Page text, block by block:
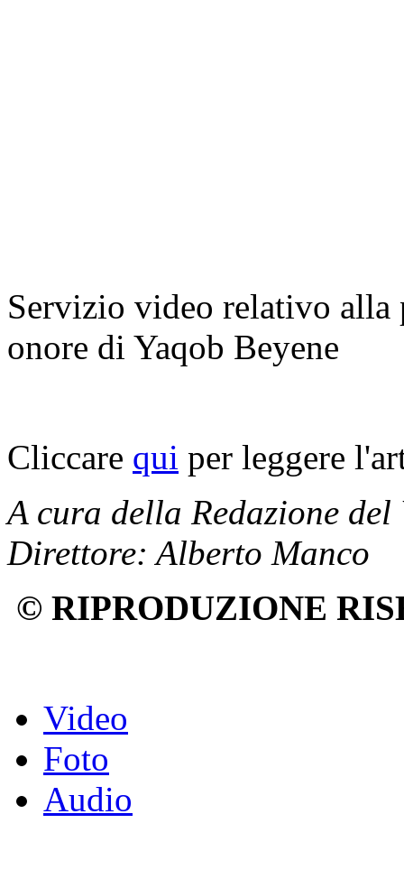
Servizio video relativo alla
onore di Yaqob Beyene
Cliccare qui per leggere
A cura della Redazione del
Direttore: Alberto Manco
© RIPRODUZIONE
Video
Foto
Audio